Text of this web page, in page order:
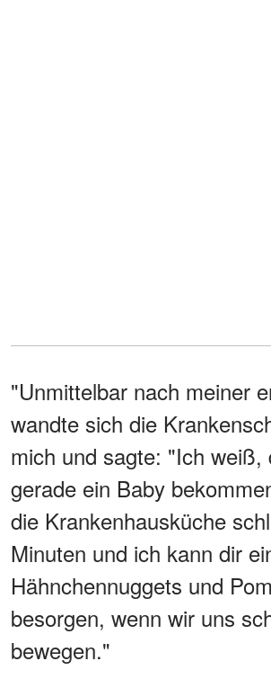
"Unmittelbar nach meiner
wandte sich die
mich und sagte: "Ich weiß,
gerade ein Baby
die Krankenhausküche
Minuten und ich kann dir
Hähnchennuggets und
besorgen, wenn wir uns
bewegen."